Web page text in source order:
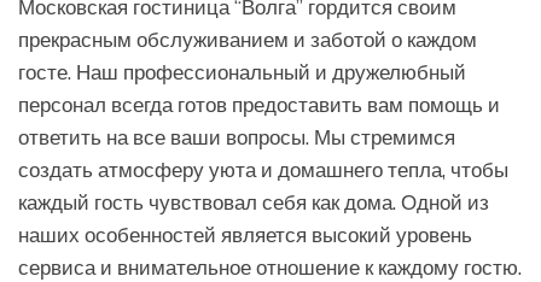
Московская гостиница “Волга” гордится своим
прекрасным обслуживанием и заботой о каждом
госте. Наш профессиональный и дружелюбный
персонал всегда готов предоставить вам помощь и
ответить на все ваши вопросы. Мы стремимся
создать атмосферу уюта и домашнего тепла, чтобы
каждый гость чувствовал себя как дома. Одной из
наших особенностей является высокий уровень
сервиса и внимательное отношение к каждому гостю.